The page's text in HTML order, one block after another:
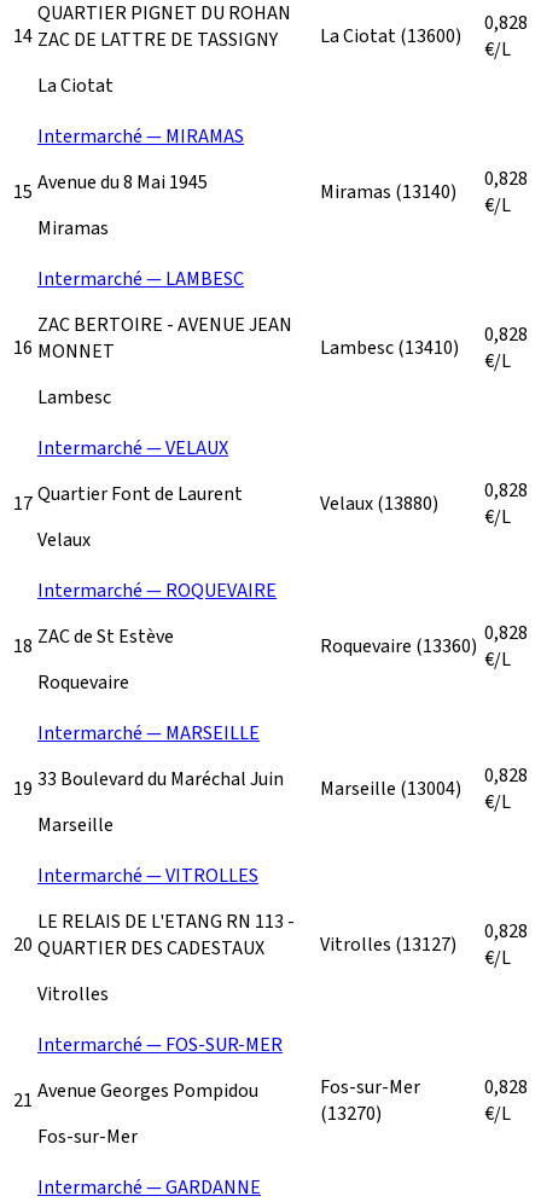
14
QUARTIER PIGNET DU ROHAN
ZAC DE LATTRE DE TASSIGNY
La Ciotat
La Ciotat(13600)
0,828
€/L
15
Intermarché — MIRAMAS
Avenue du 8 Mai 1945
Miramas
Miramas (13140)
0,828
€/L
16
Intermarché — LAMBESC
ZAC BERTOIRE - AVENUE JEAN
MONNET
Lambesc
Lambesc(13410)
0,828
€/L
17
Intermarché — VELAUX
Quartier Font de Laurent
Velaux
Velaux(13880)
0,828
€/L
18
Intermarché — ROQUEVAIRE
ZAC de St Estève
Roquevaire
Roquevaire (13360) 0,828
€/L
19
Intermarché — MARSEILLE
33 Boulevard du Maréchal Juin
Marseille
Marseille (13004)
0,828
€/L
20
Intermarché — VITROLLES
LE RELAIS DE L'ETANG RN 113 -
QUARTIER DES CADESTAUX
Vitrolles
Vitrolles (13127)
0,828
€/L
21
Intermarché — FOS-SUR-MER
Avenue Georges Pompidou
Fos-sur-Mer
Fos-sur-Mer
(13270)
0,828
€/L
Intermarché — GARDANNE